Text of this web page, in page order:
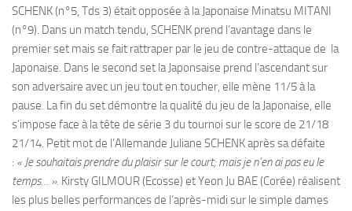
SCHENK (n°5, Tds 3) était opposée à la Japonaise Minatsu MITANI
(n°9). Dans un match tendu, SCHENK prend l’avantage dans le
premier set mais se fait rattraper par le jeu de contre-attaque de la
Japonaise. Dans le second set la Japonsaise prend l’ascendant sur
son adversaire avec un jeu tout en toucher, elle mène 11/5 à la
pause. La fin du set démontre la qualité du jeu de la Japonaise, elle
s’impose face à la tête de série 3 du tournoi sur le score de 21/18
21/14. Petit mot de l’Allemande Juliane SCHENK après sa défaite
: « Je souhaitais prendre du plaisir sur le court; mais je n’en ai pas eu le
temps… ». Kirsty GILMOUR (Ecosse) et Yeon Ju BAE (Corée) réalisent
les plus belles performances de l’après-midi sur le simple dames